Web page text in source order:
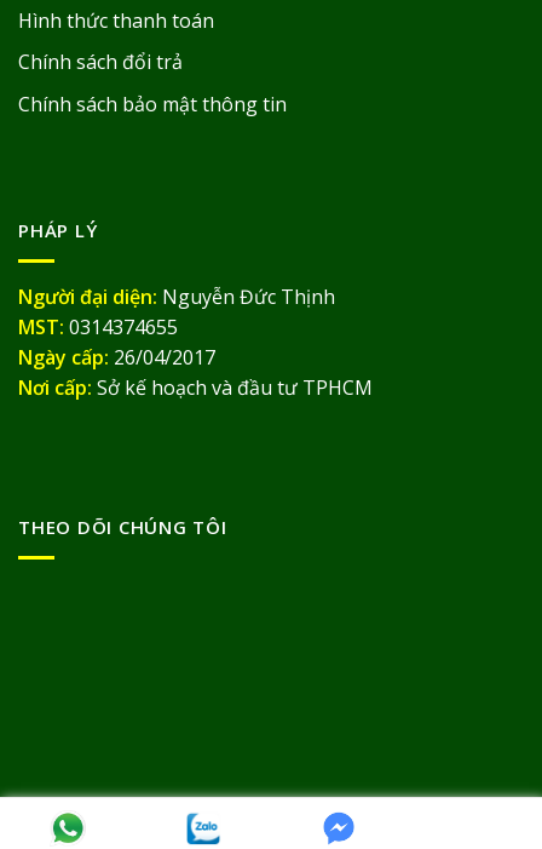
Hình thức thanh toán
Chính sách đổi trả
Chính sách bảo mật thông tin
PHÁP LÝ
Người đại diện: Nguyễn Đức Thịnh
MST: 0314374655
Ngày cấp: 26/04/2017
Nơi cấp: Sở kế hoạch và đầu tư TPHCM
THEO DÕI CHÚNG TÔI